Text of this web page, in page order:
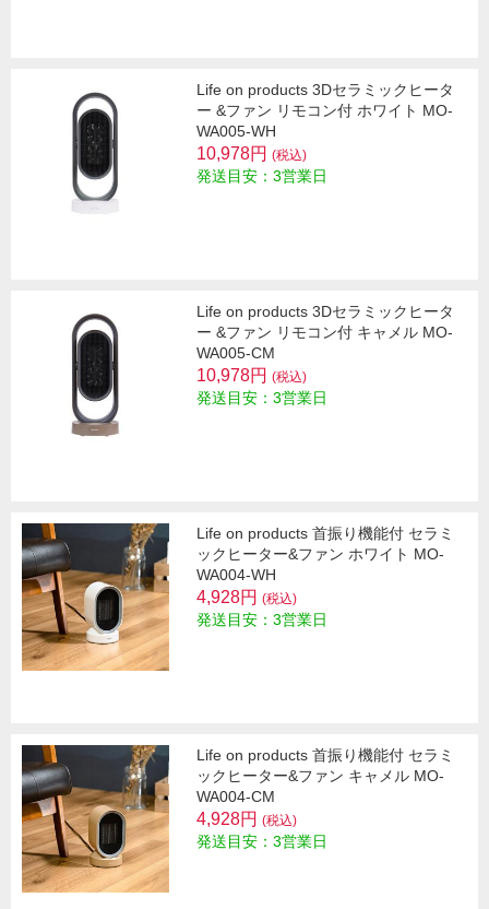
Life on products 3Dセラミックヒータ
ー &ファン リモコン付 ホワイト MO-
WA005-WH
10,978円 (税込)
発送目安：3営業日
Life on products 3Dセラミックヒータ
ー &ファン リモコン付 キャメル MO-
WA005-CM
10,978円 (税込)
発送目安：3営業日
Life on products 首振り機能付 セラミ
ックヒーター&ファン ホワイト MO-
WA004-WH
4,928円 (税込)
発送目安：3営業日
Life on products 首振り機能付 セラミ
ックヒーター&ファン キャメル MO-
WA004-CM
4,928円 (税込)
発送目安：3営業日